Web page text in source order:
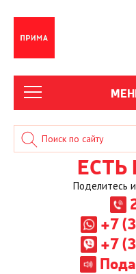
ЕСТЬ
Поделитесь
+7
+7